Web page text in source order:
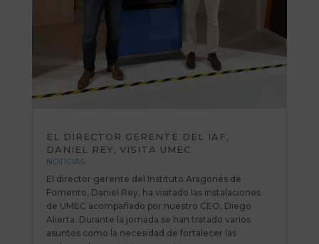
EL DIRECTOR GERENTE DEL IAF,
DANIEL REY, VISITA UMEC
NOTICIAS
El director gerente del Instituto Aragonés de
Fomento, Daniel Rey, ha visitado las instalaciones
de UMEC acompañado por nuestro CEO, Diego
Alierta. Durante la jornada se han tratado varios
asuntos como la necesidad de fortalecer las